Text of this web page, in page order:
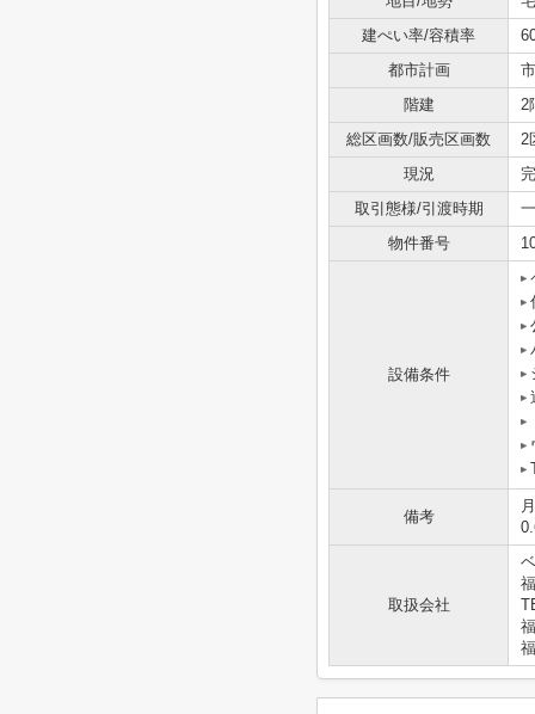
建ぺい率/容積率
都市計画
階建
2
総区画数/販売区画数
2
現況
取引態様/引渡時期
物件番号
設備条件
備考
取扱会社